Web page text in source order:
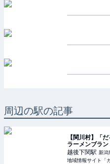
周辺の駅の記事
【関川村】「
ラーメンブラ
ープン！道の駅
ば」を堪能しよ
越後下関駅 新潟
地域情報サイト「